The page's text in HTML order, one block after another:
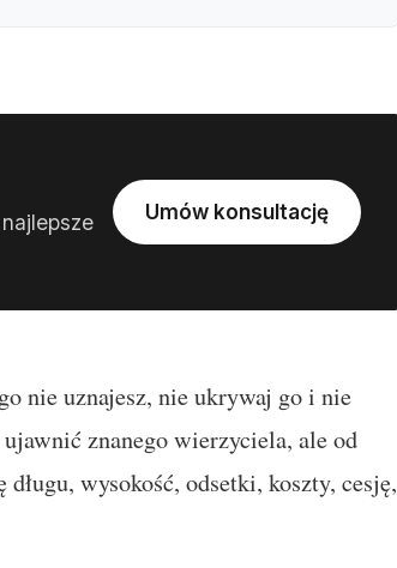
Umów konsultację
nie uznajesz, nie ukrywaj go i nie
znanego wierzyciela, ale od
wysokość, odsetki, koszty, cesję,